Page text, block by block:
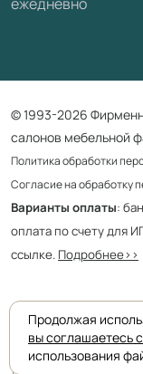
ежедневно
© 1993-2026
салонов мебельной
Политика обработки
Согласие на обработку
Варианты оплаты:
оплата по счету для
ссылке. Подробнее>>
Приведенная на сайте
и носит информационно
Продолжая
вы соглашаетесь
использования